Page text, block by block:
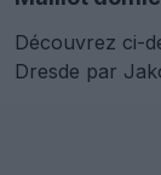
Découvrez ci-
Dresde par